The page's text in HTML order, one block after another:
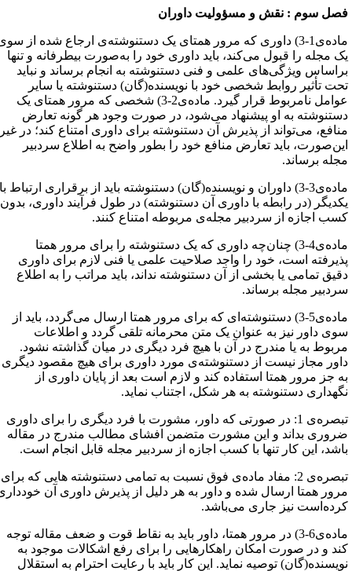
سوم : نقش و مسؤولیت داوران
ماده‌ی1-3) داوری که مرور همتای یک دستنوشته‌ی ارجاع شده از سوی
مجله را قبول می‌کند، باید داوری خود را به‌صورت بیطرفانه و تنها
ویژگی‌های علمی و فنی دستنوشته به انجام برساند و نباید
تأثیر روابط شخصی خود با نویسنده(گان) دستنوشته یا سایر
عوامل نامربوط قرار گیرد. ماده‌ی2-3) شخصی که مرور همتای یک
به او پیشنهاد می‌شود، در صورت وجود هر گونه تعارض
می‌تواند از پذیرش آن دستنوشته برای داوری امتناع کند؛ در غیر
باید تعارض منافع خود را بطور واضح به اطلاع سردبیر
برساند.
ماده‌ی3-3) داوران و نویسنده(گان) دستنوشته باید از برقراری ارتباط با
(در رابطه با داوری آن دستنوشته) در طول فرآیند داوری، بدون
اجازه از سردبیر مجله‌ی مربوطه امتناع کنند.
ماده‌ی4-3) چنان‌چه داوری که یک دستنوشته را برای مرور همتا
است، خود را واجد صلاحیت علمی یا فنی لازم برای داوری
تمامی یا بخشی از آن دستنوشته نداند، باید مراتب را به اطلاع
مجله برساند.
ماده‌ی5-3) دستنوشته‌ای که برای مرور همتا ارسال می‌گردد، باید از
داور نیز به عنوان یک متن محرمانه تلقی گردد و اطلاعات
به یا مندرج در آن با هیچ فرد دیگری در میان گذاشته نشود.
مجاز نیست از دستنوشته‌ی مورد داوری برای هیچ مقصود دیگری
جز مرور همتا استفاده کند و لازم است بعد از پایان داوری از
دستنوشته به هر شکل، اجتناب نماید.
تبصره‌ی 1: در صورتی که داور، مشورت با فرد دیگری را برای داوری
بداند و این مشورت متضمن افشای مطالب مندرج در مقاله
این کار تنها با کسب اجازه از سردبیر مجله قابل انجام است.
تبصره‌ی 2: مفاد ماده‌ی فوق نسبت به تمامی دستنوشته هایی که برای
همتا ارسال ‌شده و داور به هر دلیل از پذیرش داوری آن خودداری
نیز جاری می‌باشد.
ماده‌ی6-3) در مرور همتا، داور باید به نقاط قوت و ضعف مقاله توجه
و در صورت امکان راهکارهایی را برای رفع اشکالات موجود به
توصیه نماید. این کار باید با رعایت احترام به استقلال